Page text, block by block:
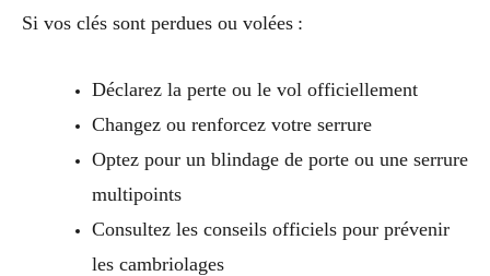
Si vos clés sont perdues ou volées :
Déclarez la perte ou le vol officiellement
Changez ou renforcez votre serrure
Optez pour un blindage de porte ou une serrure
multipoints
Consultez les conseils officiels pour prévenir
les cambriolages